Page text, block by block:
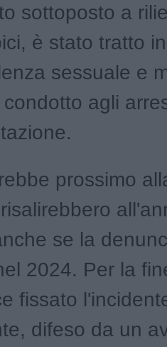
sottoposto a
è stato tratto
sessuale e
agli
prossimo
se la
2024. Per la
fissato
difeso da un